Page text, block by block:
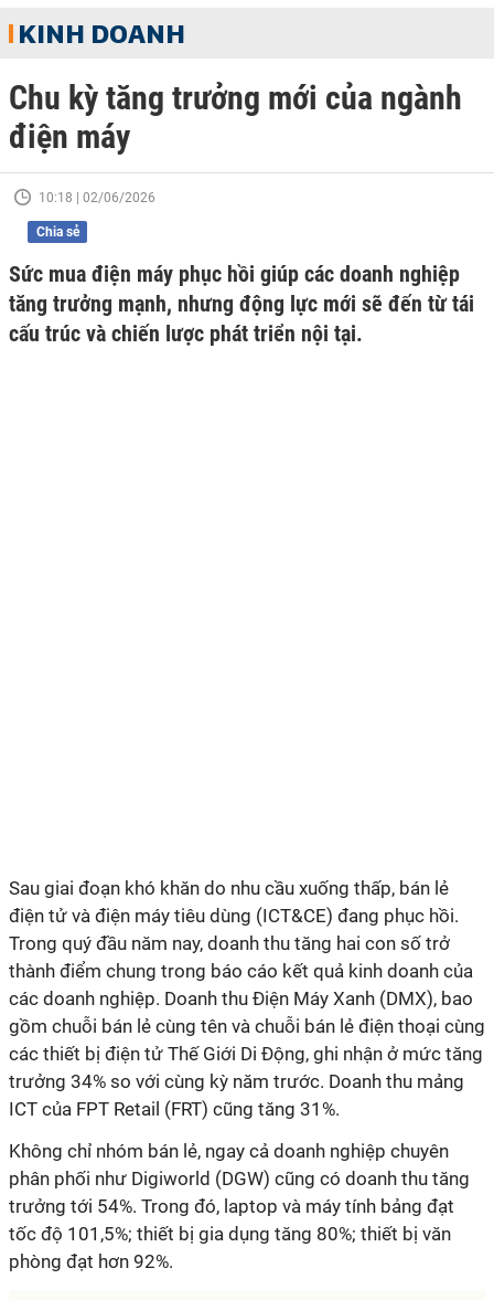
KINH DOANH
Chu kỳ tăng trưởng mới của ngành
điện máy
10:18 | 02/06/2026
Chia sẻ
Sức mua điện máy phục hồi giúp các doanh nghiệp
tăng trưởng mạnh, nhưng động lực mới sẽ đến từ tái
cấu trúc và chiến lược phát triển nội tại.
Sau giai đoạn khó khăn do nhu cầu xuống thấp, bán lẻ
điện tử và điện máy tiêu dùng (ICT&CE) đang phục hồi.
Trong quý đầu năm nay, doanh thu tăng hai con số trở
thành điểm chung trong báo cáo kết quả kinh doanh của
các doanh nghiệp. Doanh thu Điện Máy Xanh (DMX), bao
gồm chuỗi bán lẻ cùng tên và chuỗi bán lẻ điện thoại cùng
các thiết bị điện tử Thế Giới Di Động, ghi nhận ở mức tăng
trưởng 34% so với cùng kỳ năm trước. Doanh thu mảng
ICT của FPT Retail (FRT) cũng tăng 31%.
Không chỉ nhóm bán lẻ, ngay cả doanh nghiệp chuyên
phân phối như Digiworld (DGW) cũng có doanh thu tăng
trưởng tới 54%. Trong đó, laptop và máy tính bảng đạt
tốc độ 101,5%; thiết bị gia dụng tăng 80%; thiết bị văn
phòng đạt hơn 92%.